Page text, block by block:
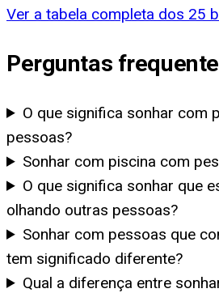
Ver a tabela completa dos 25
Perguntas
O que significa sonhar com
pessoas?
Sonhar com piscina com
O que significa sonhar que
olhando outras pessoas?
Sonhar com pessoas que
tem significado diferente?
Qual a diferença entre